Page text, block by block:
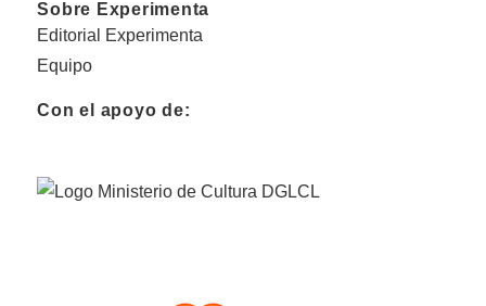
Sobre Experimenta
Editorial Experimenta
Equipo
Con el apoyo de: